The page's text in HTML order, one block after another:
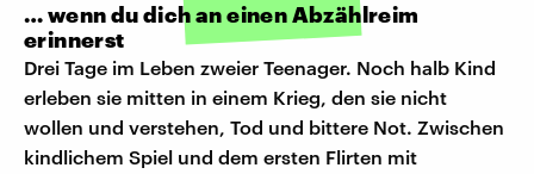
… wenn du dich an einen Abzählreim
erinnerst
Drei Tage im Leben zweier Teenager. Noch halb Kind
erleben sie mitten in einem Krieg, den sie nicht
wollen und verstehen, Tod und bittere Not. Zwischen
kindlichem Spiel und dem ersten Flirten mit